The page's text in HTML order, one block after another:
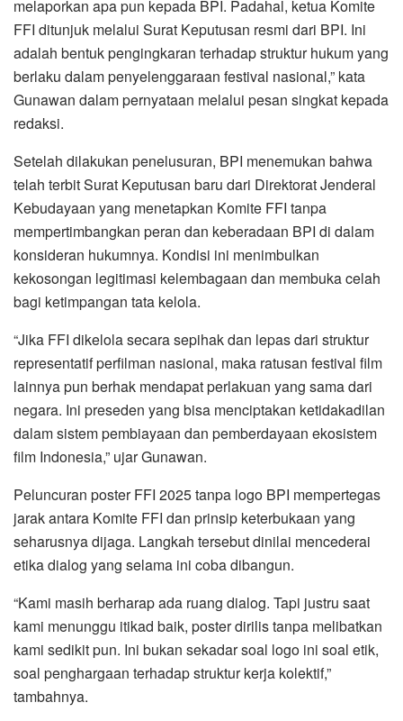
melaporkan apa pun kepada BPI. Padahal, ketua Komite
FFI ditunjuk melalui Surat Keputusan resmi dari BPI. Ini
adalah bentuk pengingkaran terhadap struktur hukum yang
berlaku dalam penyelenggaraan festival nasional,” kata
Gunawan dalam pernyataan melalui pesan singkat kepada
redaksi.
Setelah dilakukan penelusuran, BPI menemukan bahwa
telah terbit Surat Keputusan baru dari Direktorat Jenderal
Kebudayaan yang menetapkan Komite FFI tanpa
mempertimbangkan peran dan keberadaan BPI di dalam
konsideran hukumnya. Kondisi ini menimbulkan
kekosongan legitimasi kelembagaan dan membuka celah
bagi ketimpangan tata kelola.
“Jika FFI dikelola secara sepihak dan lepas dari struktur
representatif perfilman nasional, maka ratusan festival film
lainnya pun berhak mendapat perlakuan yang sama dari
negara. Ini preseden yang bisa menciptakan ketidakadilan
dalam sistem pembiayaan dan pemberdayaan ekosistem
film Indonesia,” ujar Gunawan.
Peluncuran poster FFI 2025 tanpa logo BPI mempertegas
jarak antara Komite FFI dan prinsip keterbukaan yang
seharusnya dijaga. Langkah tersebut dinilai mencederai
etika dialog yang selama ini coba dibangun.
“Kami masih berharap ada ruang dialog. Tapi justru saat
kami menunggu itikad baik, poster dirilis tanpa melibatkan
kami sedikit pun. Ini bukan sekadar soal logo ini soal etik,
soal penghargaan terhadap struktur kerja kolektif,”
tambahnya.